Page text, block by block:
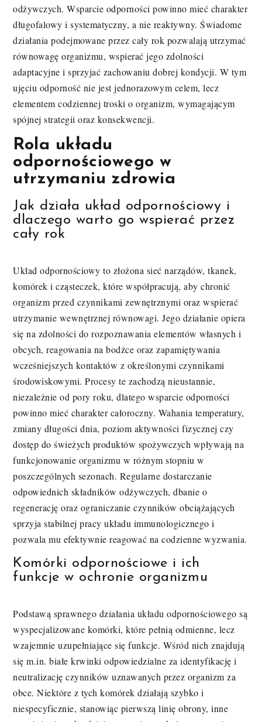
odżywczych. Wsparcie odporności powinno mieć charakter
długofalowy i systematyczny, a nie reaktywny. Świadome
działania podejmowane przez cały rok pozwalają utrzymać
równowagę organizmu, wspierać jego zdolności
adaptacyjne i sprzyjać zachowaniu dobrej kondycji. W tym
ujęciu odporność nie jest jednorazowym celem, lecz
elementem codziennej troski o organizm, wymagającym
spójnej strategii oraz konsekwencji.
Rola układu
odpornościowego w
utrzymaniu zdrowia
Jak działa układ odpornościowy i
dlaczego warto go wspierać przez
cały rok
Układ odpornościowy to złożona sieć narządów, tkanek,
komórek i cząsteczek, które współpracują, aby chronić
organizm przed czynnikami zewnętrznymi oraz wspierać
utrzymanie wewnętrznej równowagi. Jego działanie opiera
się na zdolności do rozpoznawania elementów własnych i
obcych, reagowania na bodźce oraz zapamiętywania
wcześniejszych kontaktów z określonymi czynnikami
środowiskowymi. Procesy te zachodzą nieustannie,
niezależnie od pory roku, dlatego wsparcie odporności
powinno mieć charakter całoroczny. Wahania temperatury,
zmiany długości dnia, poziom aktywności fizycznej czy
dostęp do świeżych produktów spożywczych wpływają na
funkcjonowanie organizmu w różnym stopniu w
poszczególnych sezonach. Regularne dostarczanie
odpowiednich składników odżywczych, dbanie o
regenerację oraz ograniczanie czynników obciążających
sprzyja stabilnej pracy układu immunologicznego i
pozwala mu efektywnie reagować na codzienne wyzwania.
Komórki odpornościowe i ich
funkcje w ochronie organizmu
Podstawą sprawnego działania układu odpornościowego są
wyspecjalizowane komórki, które pełnią odmienne, lecz
wzajemnie uzupełniające się funkcje. Wśród nich znajdują
się m.in. białe krwinki odpowiedzialne za identyfikację i
neutralizację czynników uznawanych przez organizm za
obce. Niektóre z tych komórek działają szybko i
niespecyficznie, stanowiąc pierwszą linię obrony, inne